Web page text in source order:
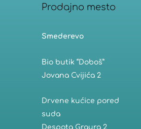
Prodajno mesto
Smederevo
Bio butik “Doboš”
Jovana Cvijića 2
Drvene kućice pored
suda
Despota Grgura 2